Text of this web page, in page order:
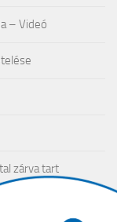
– Videó
zárva tart